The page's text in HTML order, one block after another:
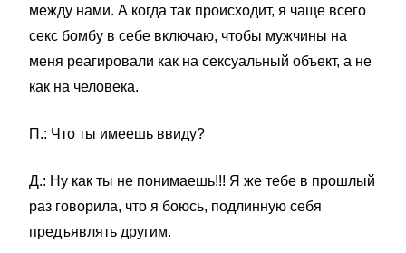
между нами. А когда так происходит, я чаще всего
секс бомбу в себе включаю, чтобы мужчины на
меня реагировали как на сексуальный объект, а не
как на человека.
П.: Что ты имеешь ввиду?
Д.: Ну как ты не понимаешь!!! Я же тебе в прошлый
раз говорила, что я боюсь, подлинную себя
предъявлять другим.